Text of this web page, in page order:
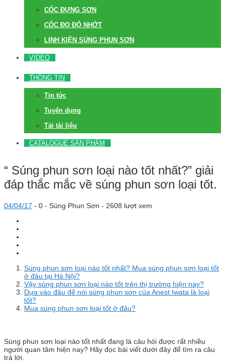
CỐC ĐỰNG SƠN
CỐC ĐO ĐỘ NHỚT
LINH KIỆN SÚNG PHUN SƠN
VIDEO
THÔNG TIN
Tin tức
Tuyển dụng
Tải tài liệu
CATALOGUE SẢN PHẨM
“ Súng phun sơn loại nào tốt nhất?” giải
đáp thắc mắc về súng phun sơn loại tốt.
04/04/17 - 0 - Súng Phun Sơn - 2608 lượt xem
Súng phun sơn loại nào tốt nhất? Mua súng phun sơn loại tốt
ở đâu tại Hà Nội?
Vậy súng phun sơn loại nào tốt trên thị trường hiện nay?
Dựa vào đâu để nói súng phun sơn của Anest Iwata là loại
tốt?
Mua súng phun sơn loại tốt ở đâu?
Súng phun sơn loại nào tốt nhất đang là câu hỏi được rất nhiều
người quan tâm hiện nay? Hãy đọc bài viết dưới đây để tìm ra câu
trả lời.